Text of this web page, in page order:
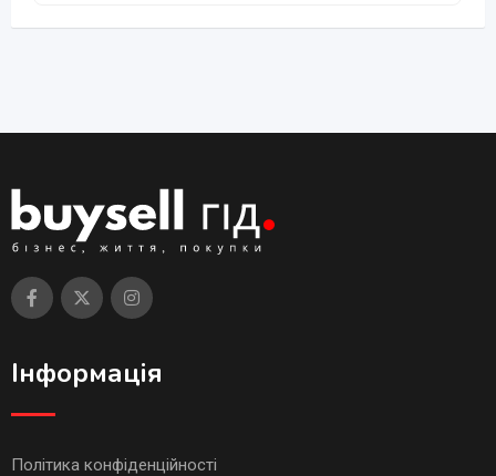
Інформація
Політика конфіденційності